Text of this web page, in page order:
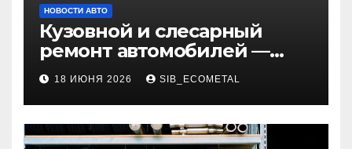
НОВОСТИ АВТО
Кузовной и слесарный
ремонт автомобилей —
наличие оригинальных
запчастей и типичные
сроки выполнения работ
18 ИЮНЯ 2026 SIB_ECOMETAL